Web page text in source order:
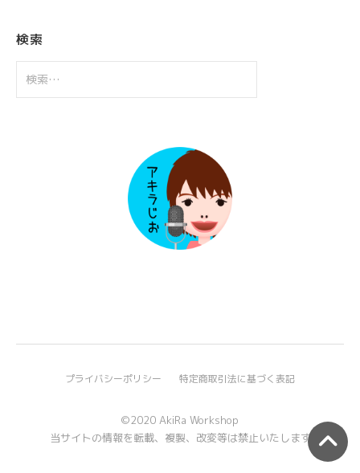
ブ
検索
索:
プライバシーポリシー 特定商取引法に基づく表記
©2020 AkiRa Workshop
当サイトの情報を転載、複製、改変等は禁止いたします